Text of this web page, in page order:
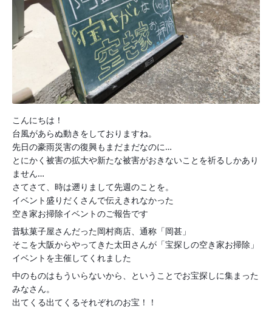
こんにちは！
台風があらぬ動きをしておりますね。
先日の豪雨災害の復興もまだまだなのに…
とにかく被害の拡大や新たな被害がおきないことを祈るしかあり
ません…
さてさて、時は遡りまして先週のことを。
イベント盛りだくさんで伝えきれなかった
空き家お掃除イベントのご報告です
昔駄菓子屋さんだった岡村商店、通称「岡甚」
そこを大阪からやってきた太田さんが「宝探しの空き家お掃除」
イベントを主催してくれました
中のものはもういらないから、ということでお宝探しに集まった
みなさん。
出てくる出てくるそれぞれのお宝！！